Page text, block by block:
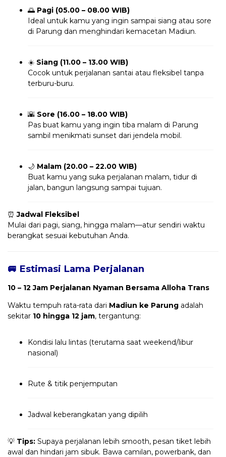
🌅 Pagi (05.00 – 08.00 WIB)
Ideal untuk kamu yang ingin sampai siang atau sore
di Parung dan menghindari kemacetan Madiun.
☀️ Siang (11.00 – 13.00 WIB)
Cocok untuk perjalanan santai atau fleksibel tanpa
terburu-buru.
🌇 Sore (16.00 – 18.00 WIB)
Pas buat kamu yang ingin tiba malam di Parung
sambil menikmati sunset dari jendela mobil.
🌙 Malam (20.00 – 22.00 WIB)
Buat kamu yang suka perjalanan malam, tidur di
jalan, bangun langsung sampai tujuan.
⏰Jadwal Fleksibel
Mulai dari pagi, siang, hingga malam—atur sendiri waktu
berangkat sesuai kebutuhan Anda.
🚐 Estimasi Lama Perjalanan
10 – 12 Jam Perjalanan Nyaman Bersama Alloha Trans
Waktu tempuh rata-rata dari Madiun ke Parung adalah
sekitar 10 hingga 12 jam, tergantung:
Kondisi lalu lintas (terutama saat weekend/libur
nasional)
Rute & titik penjemputan
Jadwal keberangkatan yang dipilih
💡 Tips: Supaya perjalanan lebih smooth, pesan tiket lebih
awal dan hindari jam sibuk. Bawa camilan, powerbank, dan